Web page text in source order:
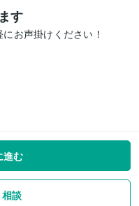
す
お声掛けください！
進む
談